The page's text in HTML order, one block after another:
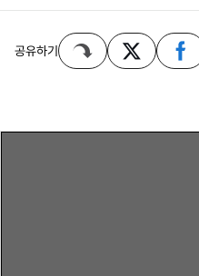
공유하기